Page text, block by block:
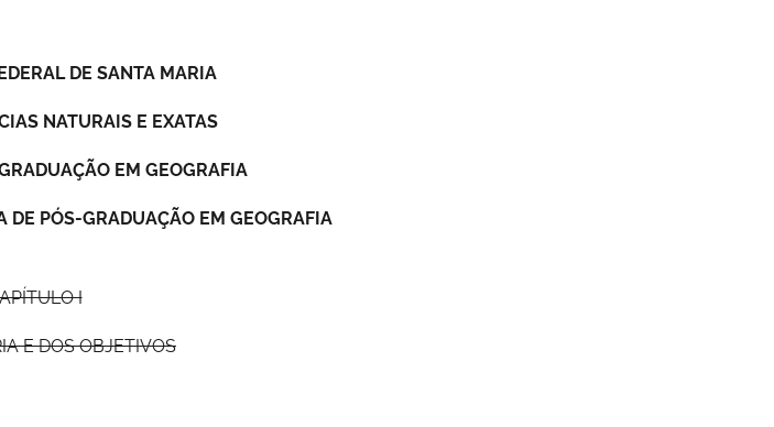
DE SANTA MARIA
NATURAIS E EXATAS
EM GEOGRAFIA
DE PÓS-GRADUAÇÃO EM GEOGRAFIA
I
E DOS OBJETIVOS